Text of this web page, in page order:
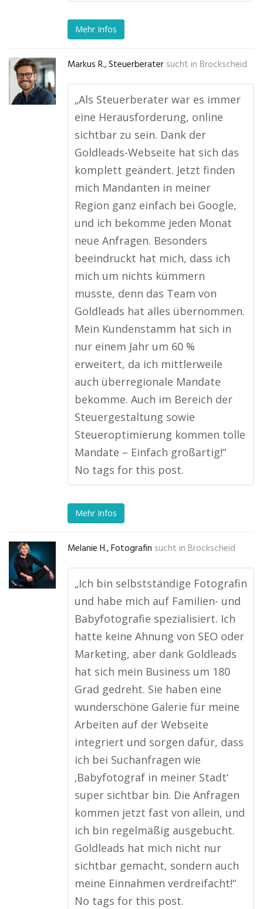
Mehr Infos
Markus R., Steuerberater sucht in Brockscheid
„Als Steuerberater war es immer
eine Herausforderung, online
sichtbar zu sein. Dank der
Goldleads-Webseite hat sich das
komplett geändert. Jetzt finden
mich Mandanten in meiner
Region ganz einfach bei Google,
und ich bekomme jeden Monat
neue Anfragen. Besonders
beeindruckt hat mich, dass ich
mich um nichts kümmern
musste, denn das Team von
Goldleads hat alles übernommen.
Mein Kundenstamm hat sich in
nur einem Jahr um 60 %
erweitert, da ich mittlerweile
auch überregionale Mandate
bekomme. Auch im Bereich der
Steuergestaltung sowie
Steueroptimierung kommen tolle
Mandate – Einfach großartig!“
No tags for this post.
Mehr Infos
Melanie H., Fotografin sucht in Brockscheid
„Ich bin selbstständige Fotografin
und habe mich auf Familien- und
Babyfotografie spezialisiert. Ich
hatte keine Ahnung von SEO oder
Marketing, aber dank Goldleads
hat sich mein Business um 180
Grad gedreht. Sie haben eine
wunderschöne Galerie für meine
Arbeiten auf der Webseite
integriert und sorgen dafür, dass
ich bei Suchanfragen wie
‚Babyfotograf in meiner Stadt‘
super sichtbar bin. Die Anfragen
kommen jetzt fast von allein, und
ich bin regelmäßig ausgebucht.
Goldleads hat mich nicht nur
sichtbar gemacht, sondern auch
meine Einnahmen verdreifacht!“
No tags for this post.